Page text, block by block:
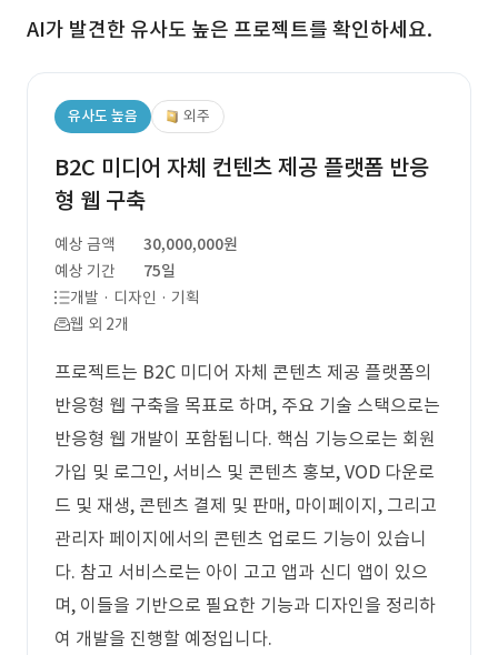
AI가 발견한 유사도 높은 프로젝트를 확인하세요.
유사도 높음 외주
B2C 미디어 자체 컨텐츠 제공 플랫폼 반응
형 웹 구축
예상 금액
30,000,000원
예상 기간
75일
개발 · 디자인 · 기획
웹 외 2개
프로젝트는 B2C 미디어 자체 콘텐츠 제공 플랫폼의
반응형 웹 구축을 목표로 하며, 주요 기술 스택으로는
반응형 웹 개발이 포함됩니다. 핵심 기능으로는 회원
가입 및 로그인, 서비스 및 콘텐츠 홍보, VOD 다운로
드 및 재생, 콘텐츠 결제 및 판매, 마이페이지, 그리고
관리자 페이지에서의 콘텐츠 업로드 기능이 있습니
다. 참고 서비스로는 아이 고고 앱과 신디 앱이 있으
며, 이들을 기반으로 필요한 기능과 디자인을 정리하
여 개발을 진행할 예정입니다.